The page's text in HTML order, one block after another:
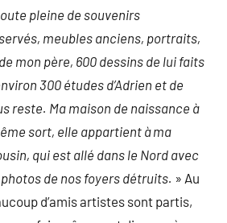
pleine de souvenirs
meubles anciens, portraits,
mon père, 600 dessins de lui faits
300 études d’Adrien et de
reste. Ma maison de naissance à
sort, elle appartient à ma
qui est allé dans le Nord avec
de nos foyers détruits. » Au
d’amis artistes sont partis,